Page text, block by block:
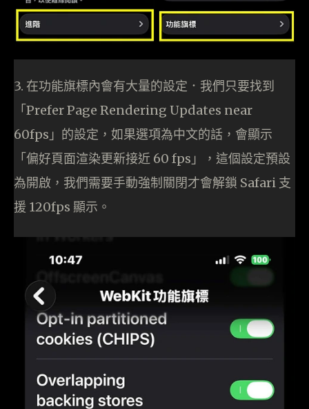
3. 在功能旗標內會有大量的設定．我們只要找到
「Prefer Page Rendering Updates near
60fps」的設定，如果選項為中文的話，會顯示
「偏好頁面渲染更新接近 60 fps」，這個設定預設
為開啟，我們需要手動強制關閉才會解鎖 Safari 支
援 120fps 顯示。